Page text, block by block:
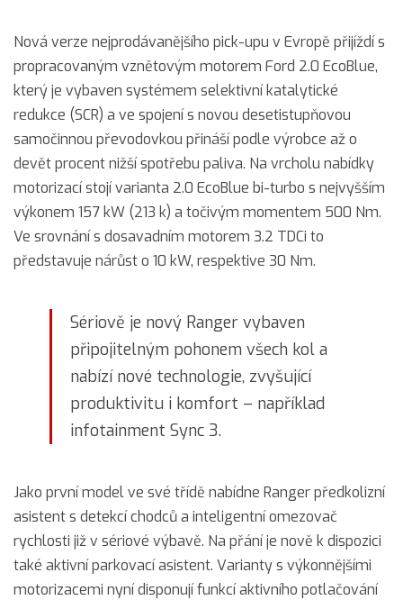
Nová verze nejprodávanějšího pick-upu v Evropě přijíždí s
propracovaným vznětovým motorem Ford 2.0 EcoBlue,
který je vybaven systémem selektivní katalytické
redukce (SCR) a ve spojení s novou desetistupňovou
samočinnou převodovkou přináší podle výrobce až o
devět procent nižší spotřebu paliva. Na vrcholu nabídky
motorizací stojí varianta 2.0 EcoBlue bi-turbo s nejvyšším
výkonem 157 kW (213 k) a točivým momentem 500 Nm.
Ve srovnání s dosavadním motorem 3.2 TDCi to
představuje nárůst o 10 kW, respektive 30 Nm.
Sériově je nový Ranger vybaven
připojitelným pohonem všech kol a
nabízí nové technologie, zvyšující
produktivitu i komfort – například
infotainment Sync 3.
Jako první model ve své třídě nabídne Ranger předkolizní
asistent s detekcí chodců a inteligentní omezovač
rychlosti již v sériové výbavě. Na přání je nově k dispozici
také aktivní parkovací asistent. Varianty s výkonnějšími
motorizacemi nyní disponují funkcí aktivního potlačování